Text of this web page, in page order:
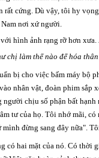
rất cứng. Dù vậy, tôi hy
nơi xứ người.
với hình ảnh rạng rỡ hơn
chị làm thế nào để hóa
bị cho việc bấm máy bộ
nhân vật, đoàn phim sắp
người chịu số phận bất
tư của họ. Tôi nhớ mãi,
mình đừng sang đây nữa".
có hai mặt của nó. Có thời